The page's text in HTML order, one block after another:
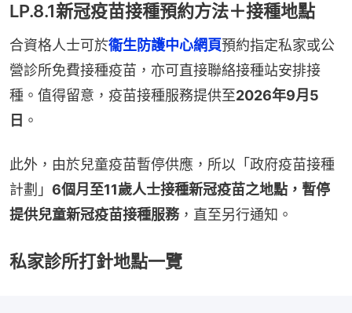
LP.8.1新冠疫苗接種預約方法＋接種地點
合資格人士可於衞生防護中心網頁預約指定私家或公
營診所免費接種疫苗，亦可直接聯絡接種站安排接
種。值得留意，疫苗接種服務提供至2026年9月5
日 。
此外，由於兒童疫苗暫停供應，所以「政府疫苗接種
計劃」 6個月至11歲人士接種新冠疫苗之地點，暫停
提供兒童新冠疫苗接種服務，直至另行通知。
私家診所打針地點一覽